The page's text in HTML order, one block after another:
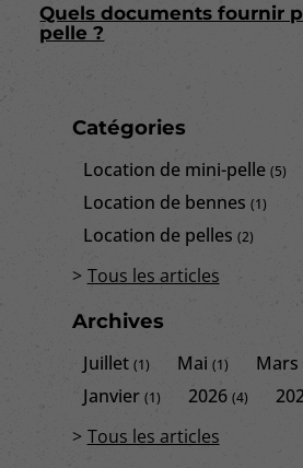
Catégories
Location de mini-pelle (5)
Location de bennes (1)
Location de pelles (2)
Tous les articles
Archives
Juillet (1) Mai(1) Mars
Janvier (1) 2026(4)
Tous les articles
Quels documents fournir
pelle ?